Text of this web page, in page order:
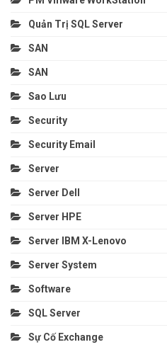
Quản Trị SQL Server
SAN
SAN
Sao Lưu
Security
Security Email
Server
Server Dell
Server HPE
Server IBM X-Lenovo
Server System
Software
SQL Server
Sự Cố Exchange